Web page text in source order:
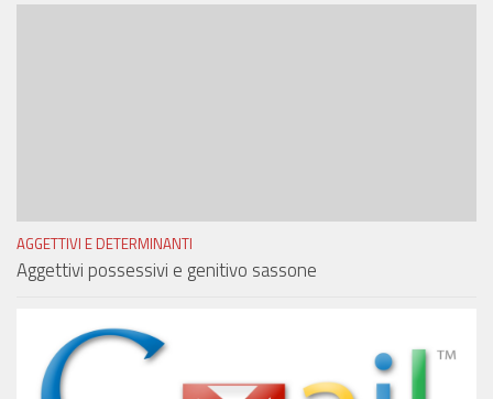
AGGETTIVI E DETERMINANTI
Aggettivi possessivi e genitivo sassone